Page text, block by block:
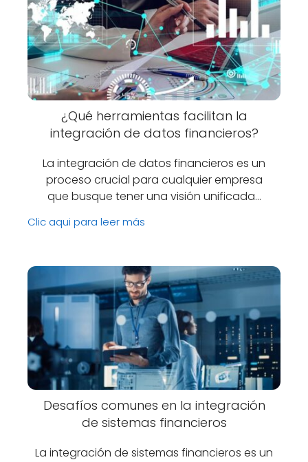
¿Qué herramientas facilitan la
integración de datos financieros?
La integración de datos financieros es un
proceso crucial para cualquier empresa
que busque tener una visión unificada…
Clic aqui para leer más
Desafíos comunes en la integración
de sistemas financieros
La integración de sistemas financieros es un